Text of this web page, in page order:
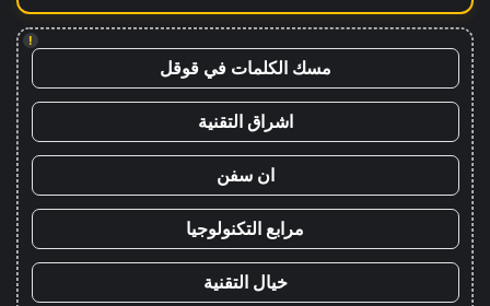
!
مسك الكلمات في قوقل
اشراق التقنية
ان سفن
مرابع التكنولوجيا
خيال التقنية